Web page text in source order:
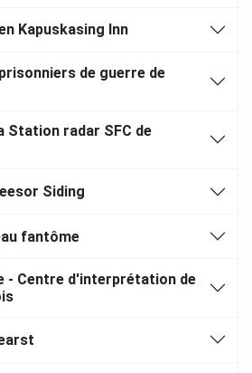
Kapuskasing Inn
de guerre de
Station radar SFC de
Siding
fantôme
- Centre d'interprétation de